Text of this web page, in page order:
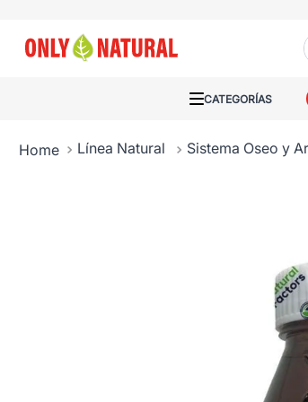
Línea Natural Sistema Oseo y